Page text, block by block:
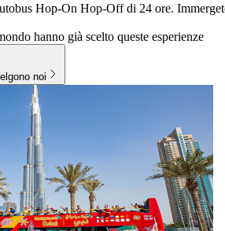
Hop-On Hop-Off di 24 ore.
hanno già scelto queste esperienze
noi